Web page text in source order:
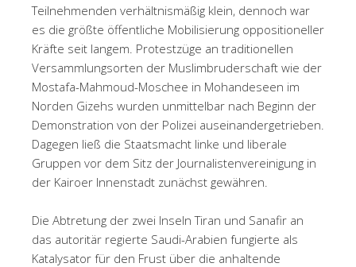
Teilnehmenden verhältnismäßig klein, dennoch war
es die größte öffentliche Mobilisierung oppositioneller
Kräfte seit langem. Protestzüge an traditionellen
Versammlungsorten der Muslimbruderschaft wie der
Mostafa-Mahmoud-Moschee in Mohandeseen im
Norden Gizehs wurden unmittelbar nach Beginn der
Demonstration von der Polizei auseinandergetrieben.
Dagegen ließ die Staatsmacht linke und liberale
Gruppen vor dem Sitz der Journalistenvereinigung in
der Kairoer Innenstadt zunächst gewähren.
Die Abtretung der zwei Inseln Tiran und Sanafir an
das autoritär regierte Saudi-Arabien fungierte als
Katalysator für den Frust über die anhaltende